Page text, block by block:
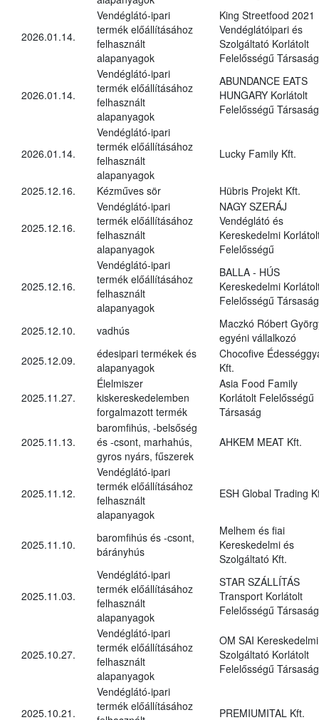
2026.01.14.
Vendéglátó-ipari
termék előállításához
felhasznált
alapanyagok
King Streetfood 2021
Vendéglátóipari és
Szolgáltató Korlátolt
Felelősségű Társaság
2026.01.14.
Vendéglátó-ipari
termék előállításához
felhasznált
alapanyagok
ABUNDANCE EATS
HUNGARY Korlátolt
Felelősségű Társaság
2026.01.14.
Vendéglátó-ipari
termék előállításához
felhasznált
alapanyagok
Lucky Family Kft.
2025.12.16. Kézműves sör Hübris Projekt Kft.
2025.12.16.
Vendéglátó-ipari
termék előállításához
felhasznált
alapanyagok
NAGY SZERÁJ
Vendéglátó és
Kereskedelmi
Felelősségű
2025.12.16.
Vendéglátó-ipari
termék előállításához
felhasznált
alapanyagok
BALLA - HÚS
Kereskedelmi
Felelősségű Társaság
2025.12.10. vadhús
Maczkó Róbert
egyéni vállalkozó
2025.12.09.
édesipari termékek és
alapanyagok
Chocofive
Kft.
2025.11.27.
Élelmiszer
kiskereskedelemben
forgalmazott termék
Asia Food Family
Korlátolt Felelősségű
Társaság
2025.11.13.
baromfihús, -belsőség
és -csont, marhahús,
gyros nyárs, fűszerek
AHKEM MEAT Kft.
2025.11.12.
Vendéglátó-ipari
termék előállításához
felhasznált
alapanyagok
ESH Global Trading
2025.11.10.
baromfihús és -csont,
bárányhús
Melhem és fiai
Kereskedelmi és
Szolgáltató Kft.
2025.11.03.
Vendéglátó-ipari
termék előállításához
felhasznált
alapanyagok
STAR SZÁLLÍTÁS
Transport Korlátolt
Felelősségű Társaság
2025.10.27.
Vendéglátó-ipari
termék előállításához
felhasznált
alapanyagok
OM SAI
Szolgáltató Korlátolt
Felelősségű Társaság
2025.10.21.
Vendéglátó-ipari
termék előállításához
PREMIUMITAL Kft.